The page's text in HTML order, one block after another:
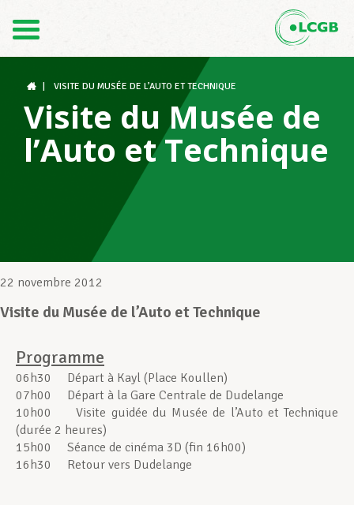
DE
Le LCGB
Structures syndicales
Assistance au Travail
Assistance en vie privée
Développement professionnel
VISITE DU MUSÉE DE L’AUTO ET TECHNIQUE
Visite du Musée de
l’Auto et Technique
22 novembre 2012
Visite du Musée de l’Auto et Technique
Programme
06h30 Départ à Kayl (Place Koullen)
07h00 Départ à la Gare Centrale de Dudelange
10h00 Visite guidée du Musée de l’Auto et Technique
(durée 2 heures)
15h00 Séance de cinéma 3D (fin 16h00)
16h30 Retour vers Dudelange